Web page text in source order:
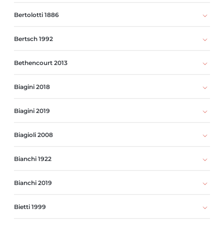
Bertolotti 1886
Bertsch 1992
Bethencourt 2013
Biagini 2018
Biagini 2019
Biagioli 2008
Bianchi 1922
Bianchi 2019
Bietti 1999